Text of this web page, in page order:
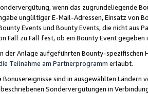
wenn das zugrundeliegende
ungültiger E-Mail-Adressen, Einsatz von
Events und Bounty Events, die nicht
Fall zu Fall fest, ob ein Bounty Event
der Anlage aufgeführten Bounty-spezifischen
Teilnahme am Partnerprogramm erlaubt.
Bonusereignisse sind in ausgewählten Ländern
Sondervergütungen in